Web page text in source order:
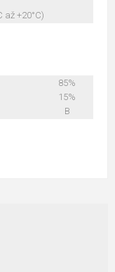
až +20°C)
85%
15%
B